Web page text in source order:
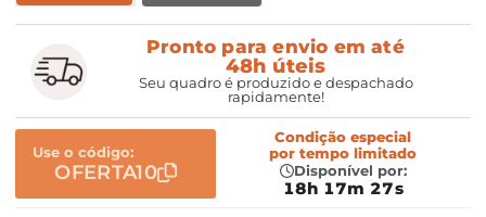
Pronto para envio em até
48h úteis
Seu quadro é produzido e despachado
rapidamente!
Use o código:
OFERTA10
Condição especial
por tempo limitado
Disponível por:
18h 17m 26s